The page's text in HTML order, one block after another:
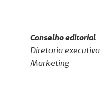
Conselho editorial
Diretoria executiva
Marketing